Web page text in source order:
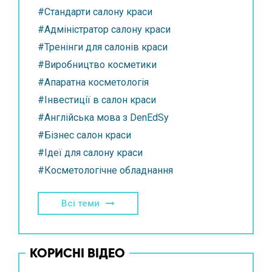
#Стандарти салону краси
#Адміністратор салону краси
#Тренінги для салонів краси
#Виробництво косметики
#Апаратна косметологія
#Інвестиції в салон краси
#Англійська мова з DenEdSy
#Бізнес салон краси
#Ідеї для салону краси
#Косметологічне обладнання
Всі теми
КОРИСНІ ВІДЕО